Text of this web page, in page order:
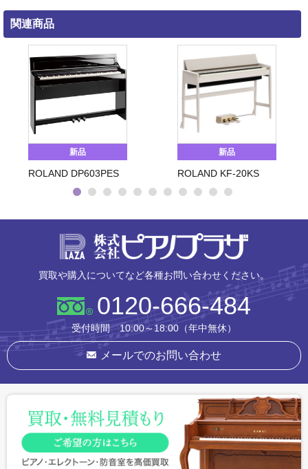
関連商品
新品
ROLAND DP603PES
新品
ROLAND KF-20KS
買取や購入についてなど各種お問い合わせください。
0120-666-484
受付時間 10:00～18:00（年中無休）
メールでのお問い合わせ